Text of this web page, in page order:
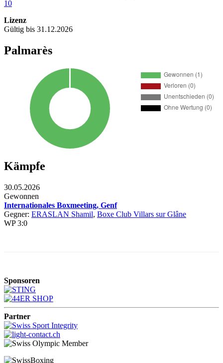
10
Lizenz
Gültig bis 31.12.2026
Palmarès
Kämpfe
30.05.2026
Gewonnen
Internationales Boxmeeting, Genf
Gegner: ERASLAN Shamil, Boxe Club Villars sur Glâne
WP 3:0
Sponsoren
Partner